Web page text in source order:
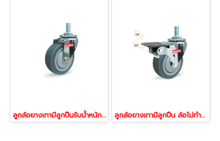
ลูกล้อยางเทามีลูกปืนรับน้้าหนัก55-105กก.ล้อสกรูหมุน ล้อไม่ทำพื้นเป็นรอย รุ่น MOVER ยี่ห้อ PAREO 39667,39674 ลูกล้อยางเทามีลูกปืน ล้อไม่ทำพื้นเป็นรอย รับน้้าหนัก55-105กก.ล้อสกรูเบรก ล้อไม่ทำพื้นเป็นรอย รุ่น MOVER ยี่ห้อ PAREO 39698,39704